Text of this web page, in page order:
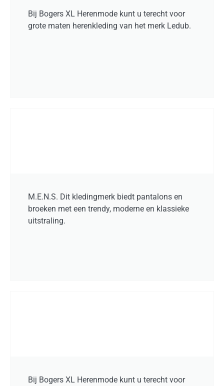
Bij Bogers XL Herenmode kunt u terecht voor
grote maten herenkleding van het merk Ledub.
M.E.N.S. Dit kledingmerk biedt pantalons en
broeken met een trendy, moderne en klassieke
uitstraling.
Bij Bogers XL Herenmode kunt u terecht voor